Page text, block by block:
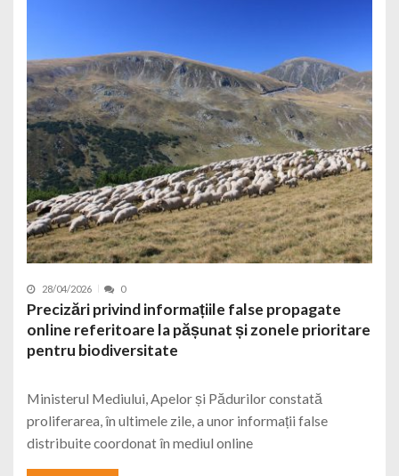
28/04/2026 0
Precizări privind informațiile false propagate
online referitoare la pășunat și zonele prioritare
pentru biodiversitate
Ministerul Mediului, Apelor și Pădurilor constată
proliferarea, în ultimele zile, a unor informații false
distribuite coordonat în mediul online